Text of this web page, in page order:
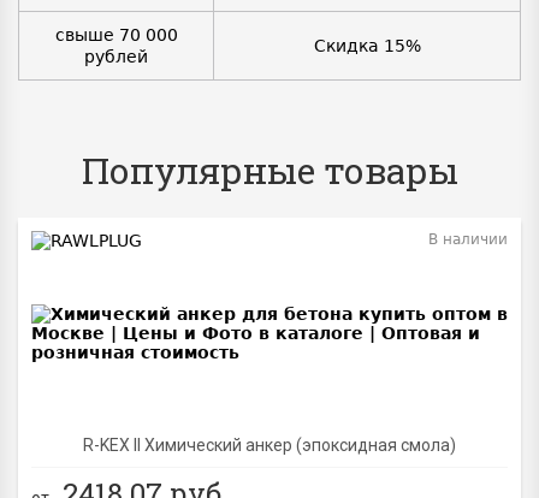
свыше 70 000
рублей
Скидка 15%
Популярные товары
R-KEX II Химический анкер (эпоксидная смола)
В наличии